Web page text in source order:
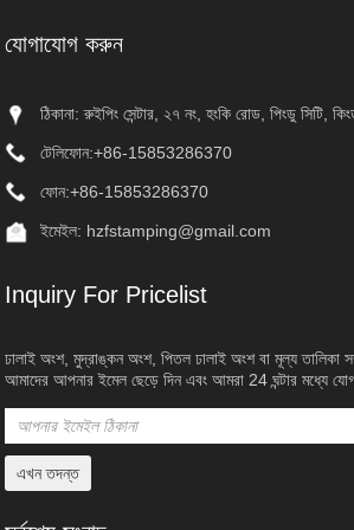
যোগাযোগ করুন
ঠিকানা: রুইপিং সেন্টার, ২৭ নং, হংকি রোড, পিংডু সিটি,
টেলিফোন:+86-15853286370
ফোন:+86-15853286370
ইমেইল: hzfstamping@gmail.com
Inquiry For Pricelist
ঢালাই অংশ, মুদ্রাঙ্কন অংশ, পিতল ঢালাই অংশ বা মূল্য তালিকা
আমাদের আপনার ইমেল ছেড়ে দিন এবং আমরা 24 ঘন্টার মধ্যে